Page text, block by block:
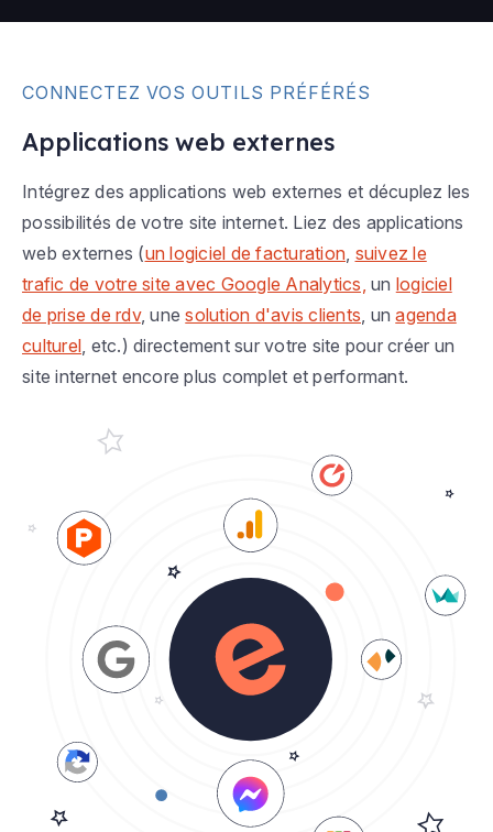
CONNECTEZ VOS OUTILS PRÉFÉRÉS
Applications web externes
Intégrez des applications web externes et décuplez les
possibilités de votre site internet. Liez des applications
web externes (un logiciel de facturation, suivez le
trafic de votre site avec Google Analytics, un logiciel
de prise de rdv, unesolution d'avis clients, unagenda
culturel, etc.) directement sur votre site pour créer un
site internet encore plus complet et performant.